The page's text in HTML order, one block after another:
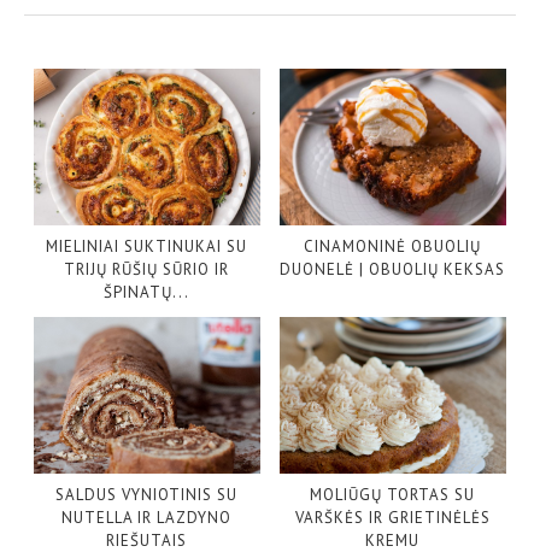
MIELINIAI SUKTINUKAI SU
TRIJŲ RŪŠIŲ SŪRIO IR
ŠPINATŲ...
CINAMONINĖ OBUOLIŲ
DUONELĖ | OBUOLIŲ KEKSAS
SALDUS VYNIOTINIS SU
NUTELLA IR LAZDYNO
RIEŠUTAIS
MOLIŪGŲ TORTAS SU
VARŠKĖS IR GRIETINĖLĖS
KREMU